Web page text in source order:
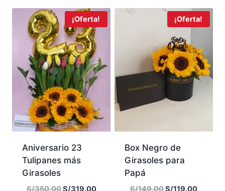
¡Oferta!
Aniversario 23
Tulipanes más
Girasoles
S/350.00El
S/319.00El
¡Oferta!
Box Negro de
Girasoles para
Papá
S/149.00El
S/119.00El